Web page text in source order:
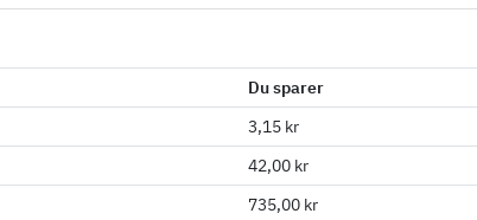
Du sparer
3,15 kr
42,00 kr
735,00 kr